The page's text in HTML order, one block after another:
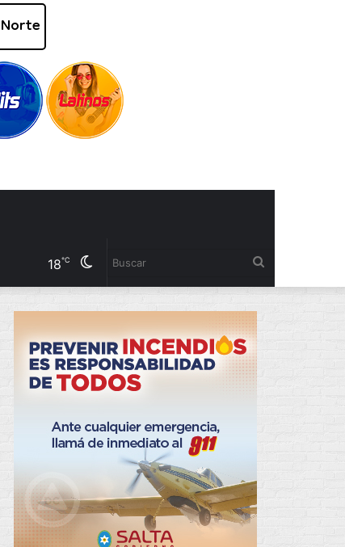
Cambiar
modo
18℃